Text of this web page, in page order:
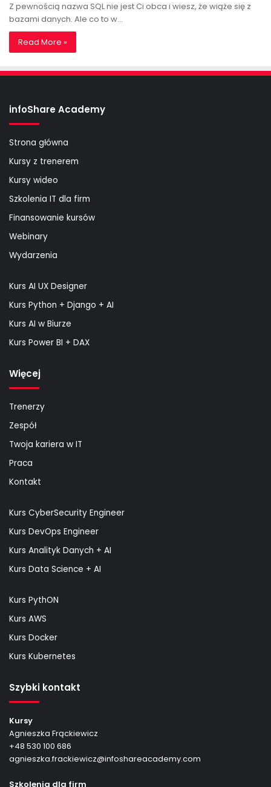
Z pewnością nazwa SQL nie jest Ci obca i wiesz, że wiąże się z
bazami danych. Ale co to w…
Read More »
infoShare Academy
Strona główna
Kursy z trenerem
Kursy wideo
Szkolenia IT dla firm
Finansowanie kursów
Webinary
Wydarzenia
Kurs AI UX Designer
Kurs Python + Django + AI
Kurs AI w Biurze
Kurs Power BI + DAX
Więcej
Trenerzy
Zespół
Twoja kariera w IT
Praca
Kontakt
Kurs CyberSecurity Engineer
Kurs DevOps Engineer
Kurs Analityk Danych + AI
Kurs Data Science + AI
Kurs PythON
Kurs AWS
Kurs Docker
Kurs Kubernetes
Szybki kontakt
Kursy
Agnieszka Frąckiewicz
+48 530 100 686
agnieszka.frackiewicz@infoshareacademy.com
Szkolenia dla firm